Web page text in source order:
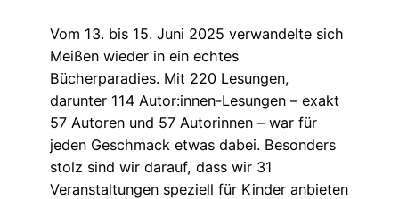
Vom 13. bis 15. Juni 2025 verwandelte sich
Meißen wieder in ein echtes
Bücherparadies. Mit 220 Lesungen,
darunter 114 Autor:innen-Lesungen – exakt
57 Autoren und 57 Autorinnen – war für
jeden Geschmack etwas dabei. Besonders
stolz sind wir darauf, dass wir 31
Veranstaltungen speziell für Kinder anbieten